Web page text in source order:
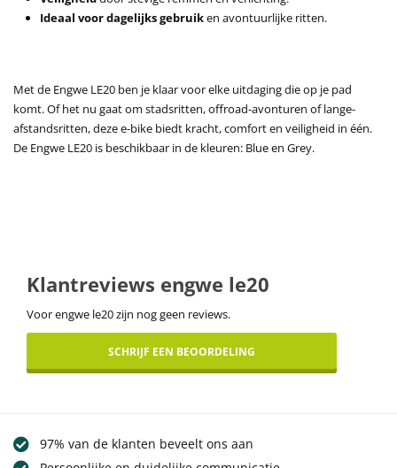
Ideaal voor dagelijks gebruiken avontuurlijke ritten.
Met de Engwe LE20 ben je klaar voor elke uitdaging die op je pad
komt.Of het nu gaat om stadsritten, offroad-avonturen of lange-
afstandsritten, deze e-bike biedt kracht, comfort en veiligheid in één.
De Engwe LE20 is beschikbaar in de kleuren: Blue en Grey.
Klantreviews engwe le20
Voor engwe le20 zijn nog geen reviews.
SCHRIJF EEN BEOORDELING
97% van de klanten beveelt ons aan